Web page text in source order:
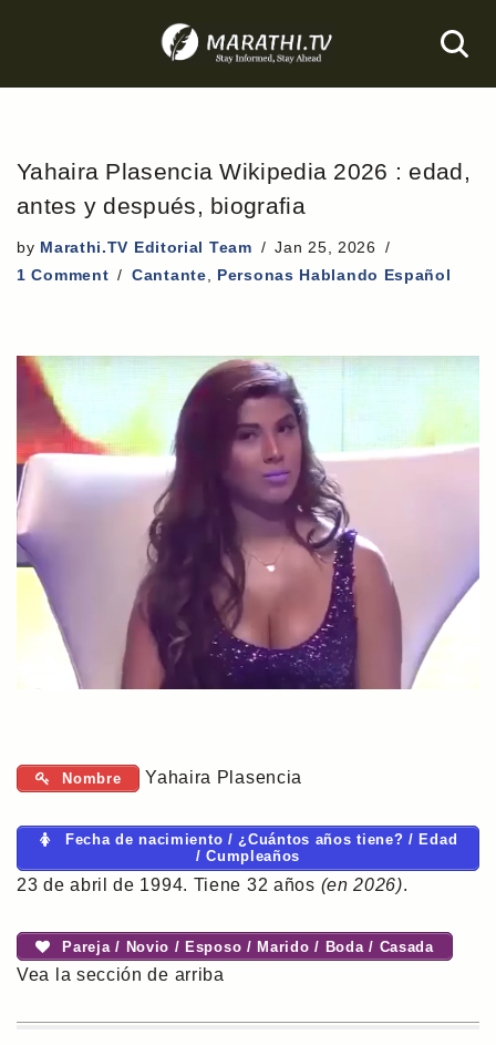
to
Yahaira Plasencia Wikipedia 2026 : edad,
antes y después, biografia
by Marathi.TV Editorial Team
Jan 25, 2026
1 Comment
Cantante Personas Hablando Español
Nombre Yahaira Plasencia
Fecha de nacimiento / ¿Cuántos años tiene? / Edad
/ Cumpleaños
23 de abril de 1994. Tiene 32 años (en 2026).
Pareja / Novio / Esposo / Marido / Boda / Casada
Vea la sección de arriba